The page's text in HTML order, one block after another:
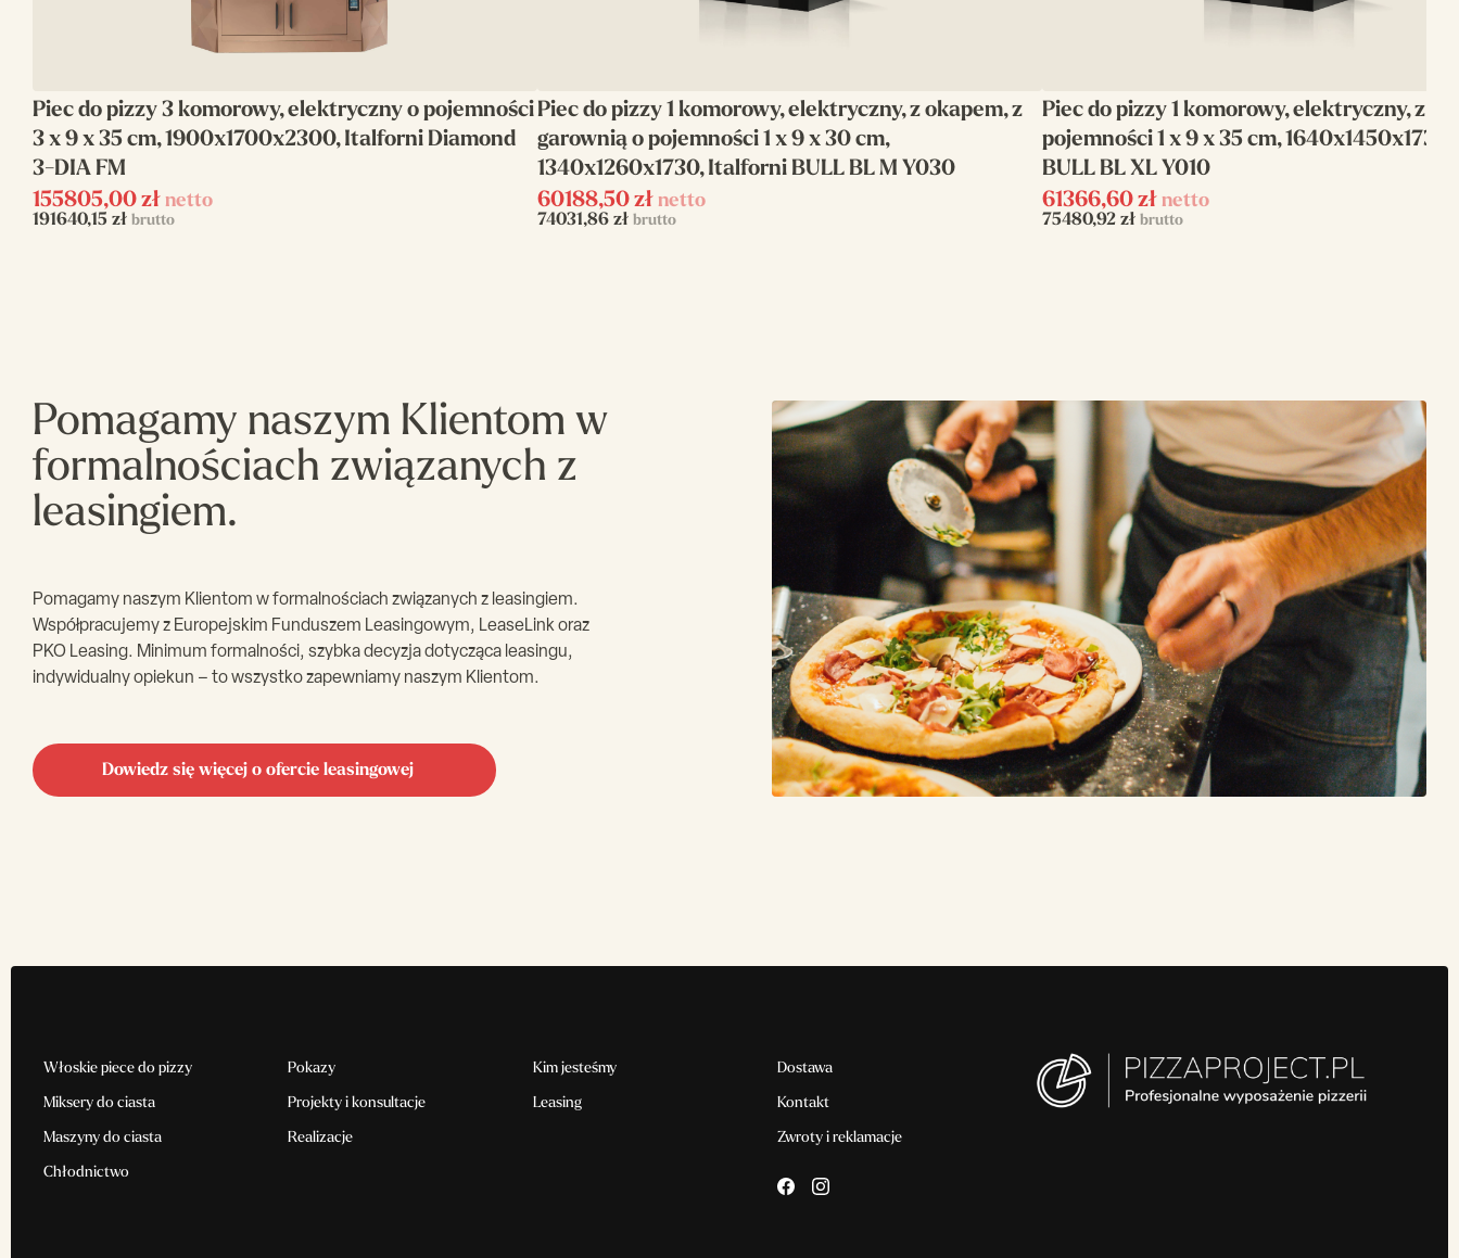
Italforni
Linia Italforni TK2
Ilość komór
Pojemność
Piec do pizzy 3 komorowy, elektryczny o pojemności
3 x 9 x 35 cm, 1900x1700x2300, Italforni Diamond
3-DIA FM
155805,00 zł netto
191640,15 zł brutto
Piec do pizzy 1 komorowy, elektryczny, z okapem, z
garownią o pojemności 1 x 9 x 30 cm,
1340x1260x1730, Italforni BULL BL M Y030
60188,50 zł netto
74031,86 zł brutto
Piec do pizzy 1 komorowy, elektryczny, z
pojemności 1 x 9 x 35 cm,
BULL BL XL Y010
61366,60 zł netto
75480,92 zł brutto
Pomagamy naszym Klientom w
formalnościach związanych z
leasingiem.
Pomagamy naszym Klientom w formalnościach związanych z leasingiem.
Współpracujemy z Europejskim Funduszem Leasingowym, LeaseLink oraz
PKO Leasing. Minimum formalności, szybka decyzja dotycząca leasingu,
indywidualny opiekun – to wszystko zapewniamy naszym Klientom.
Dowiedz się więcej o ofercie leasingowej
Włoskie piece do pizzy
Miksery do ciasta
Maszyny do ciasta
Chłodnictwo
Pokazy
Projekty i konsultacje
Realizacje
Kim jesteśmy
Leasing
Dostawa
Kontakt
Zwroty i reklamacje